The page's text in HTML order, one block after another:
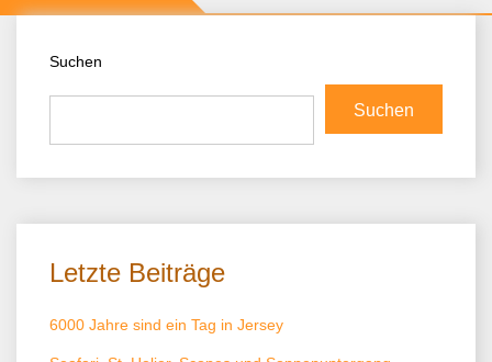
Suchen
Suchen
Letzte Beiträge
6000 Jahre sind ein Tag in Jersey